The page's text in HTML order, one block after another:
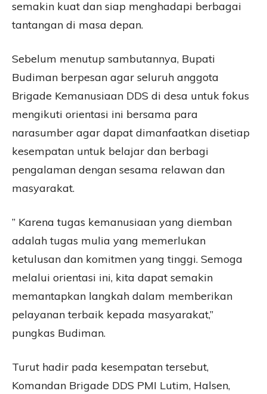
semakin kuat dan siap menghadapi berbagai
tantangan di masa depan.
Sebelum menutup sambutannya, Bupati
Budiman berpesan agar seluruh anggota
Brigade Kemanusiaan DDS di desa untuk fokus
mengikuti orientasi ini bersama para
narasumber agar dapat dimanfaatkan disetiap
kesempatan untuk belajar dan berbagi
pengalaman dengan sesama relawan dan
masyarakat.
” Karena tugas kemanusiaan yang diemban
adalah tugas mulia yang memerlukan
ketulusan dan komitmen yang tinggi. Semoga
melalui orientasi ini, kita dapat semakin
memantapkan langkah dalam memberikan
pelayanan terbaik kepada masyarakat,”
pungkas Budiman.
Turut hadir pada kesempatan tersebut,
Komandan Brigade DDS PMI Lutim, Halsen,